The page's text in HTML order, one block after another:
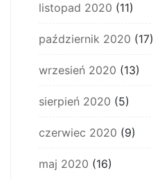
listopad 2020 (11)
październik 2020 (17)
wrzesień 2020 (13)
sierpień 2020 (5)
czerwiec 2020 (9)
maj 2020 (16)